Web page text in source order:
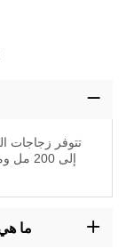
إلى
ما